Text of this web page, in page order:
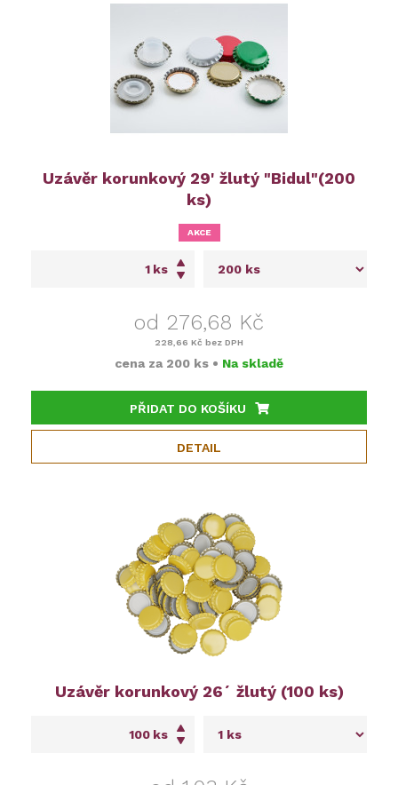
Uzávěr korunkový 29' žlutý "Bidul"(200
ks)
ks
od 276,68 Kč
228,66 Kč bez DPH
cena za 200 ks • Na skladě
AKCE
PŘIDAT DO KOŠÍKU
DETAIL
Uzávěr korunkový 26´ žlutý (100 ks)
ks